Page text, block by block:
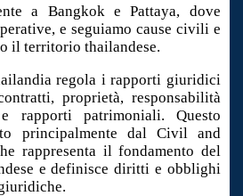
a Bangkok e Pattaya, dove
e seguiamo cause civili e
il territorio thailandese.
regola i rapporti giuridici
proprietà, responsabilità
rapporti patrimoniali. Questo
principalmente dal Civil and
rappresenta il fondamento del
e definisce diritti e obblighi